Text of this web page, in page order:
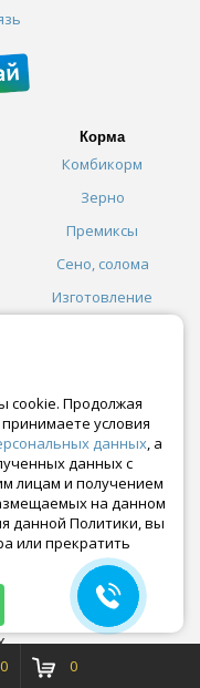
Корма
Комбикорм
Зерно
Премиксы
Сено, солома
Изготовление
0 0
cookie. Продолжая
условия
данных, а
данных с
лицам и получением
на данном
данной Политики, вы
или прекратить